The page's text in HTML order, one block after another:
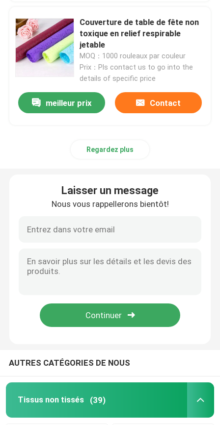
Nappe non-tissée
Tissu de nettoyage ménager
Chiffons de nettoyage jetables
Tissu de lutte contre les mauvaises herbes
Laine de protection contre le gel
chiffons humides
Couverture de table de fête non
toxique en relief respirable
jetable
MOQ：1000 rouleaux par couleur
Prix：Pls contact us to go into the
details of specific price
meilleur prix Contact
Regardez plus
Laisser un message
Nous vous rappellerons bientôt!
AUTRES CATÉGORIES DE NOUS
Tissus non tissés (39)